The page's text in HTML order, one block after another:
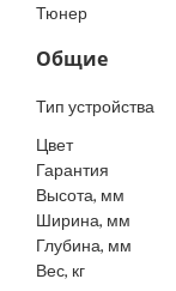
Тюнер
Общие
Тип устройства
Цвет
Гарантия
Высота, мм
Ширина, мм
Глубина, мм
Вес, кг